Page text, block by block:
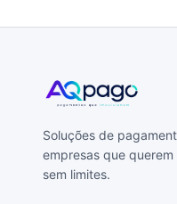
Soluções de
empresas que
sem limites.